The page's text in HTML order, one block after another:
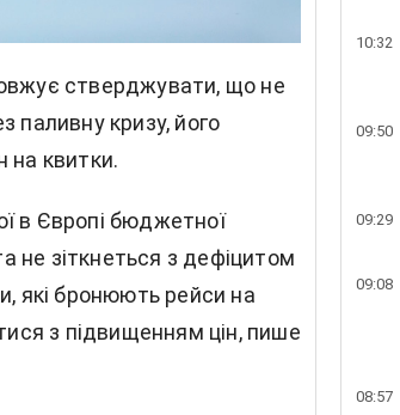
стверджувати, що не
паливну кризу, його
на квитки.
в Європі бюджетної
не зіткнеться з дефіцитом
які бронюють рейси на
з підвищенням цін, пише
10:32
09:50
09:29
09:08
08:57